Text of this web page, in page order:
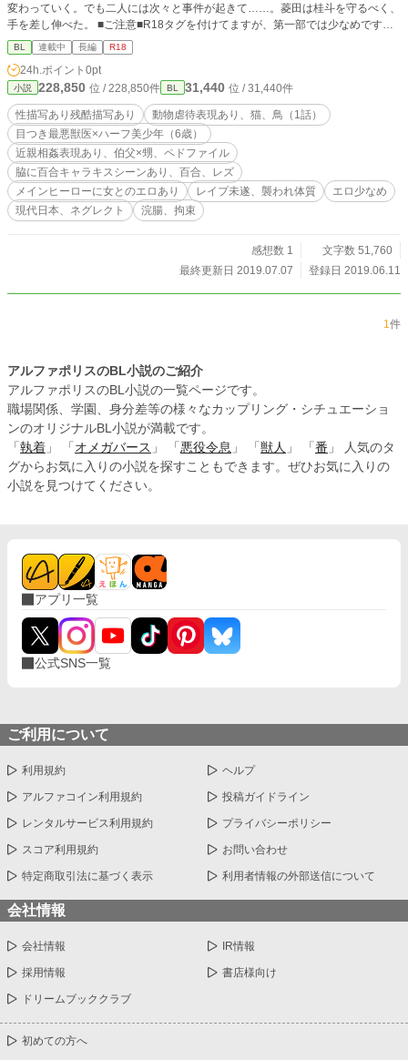
変わっていく。でも二人には次々と事件が起きて……。菱田は桂斗を守るべく、
手を差し伸べた。 ■ご注意■R18タグを付けてますが、第一部では少なめです。
（てか、殆どエロ無いです）第二部、第三部となると、エロシーンある予定です
が、ただいま第二部書くか迷ってます。 ■1話に動物虐待の残酷シーンあり。
鳥、猫好きな方は要注意です！ ■この小説には非人道的な事や法律に反する事が
書かれていますが、決して推奨しているわけではありません。あくまで架空の物
語です。法律に違反する事をすれば処罰されます。それをご理解の上お読み下さ
い。 （第一部、全30話予約投稿済み）
BL 連載中 長編 R18
24h.ポイント 0pt
小説 228,850 位 / 228,850件 BL 31,440 位 / 31,440件
性描写あり残酷描写あり
動物虐待表現あり、猫、鳥（1話）
目つき最悪獣医×ハーフ美少年（6歳）
近親相姦表現あり、伯父×甥、ペドファイル
脇に百合キャラキスシーンあり、百合、レズ
メインヒーローに女とのエロあり
レイプ未遂、襲われ体質
エロ少なめ
現代日本、ネグレクト
浣腸、拘束
感想数 1
文字数 51,760
最終更新日 2019.07.07
登録日 2019.06.11
1件
アルファポリスのBL小説のご紹介
アルファポリスのBL小説の一覧ページです。
職場関係、学園、身分差等の様々なカップリング・シチュエーショ
ンのオリジナルBL小説が満載です。
「 執着 」 「 オメガバース 」 「 悪役令息 」 「 獣人 」 「 番 」 人気のタ
グからお気に入りの小説を探すこともできます。ぜひお気に入りの
小説を見つけてください。
アプリ一覧
公式SNS一覧
ご利用について
利用規約 ヘルプ
アルファコイン利用規約 投稿ガイドライン
レンタルサービス利用規約 プライバシーポリシー
スコア利用規約 お問い合わせ
特定商取引法に基づく表示 利用者情報の外部送信について
会社情報
会社情報 IR情報
採用情報 書店様向け
ドリームブッククラブ
初めての方へ